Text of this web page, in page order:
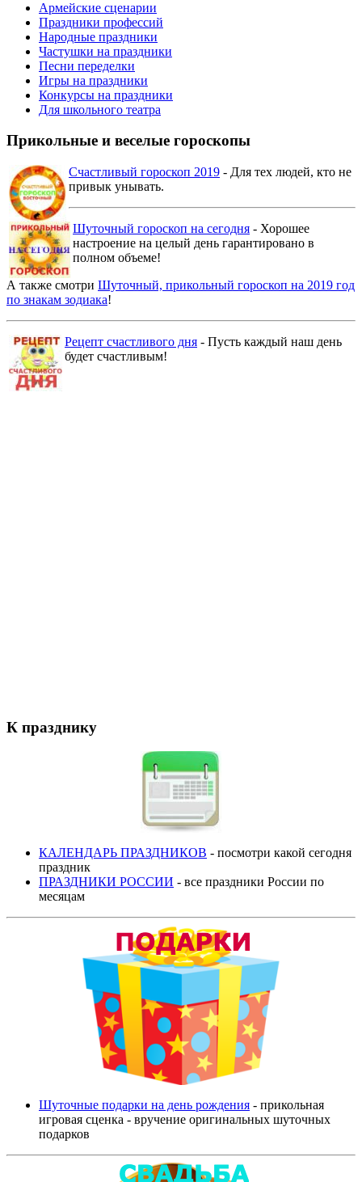
Армейские сценарии
Праздники профессий
Народные праздники
Частушки на праздники
Песни переделки
Игры на праздники
Конкурсы на праздники
Для школьного театра
Прикольные и веселые гороскопы
Счастливый гороскоп 2019 - Для тех людей, кто не
привык унывать.
Шуточный гороскоп на сегодня - Хорошее
настроение на целый день гарантировано в
полном объеме!
А также смотри Шуточный, прикольный гороскоп на 2019 год
по знакам зодиака!
Рецепт счастливого дня - Пусть каждый наш день
будет счастливым!
К празднику
КАЛЕНДАРЬ ПРАЗДНИКОВ - посмотри какой сегодня
праздник
ПРАЗДНИКИ РОССИИ - все праздники России по
месяцам
Шуточные подарки на день рождения - прикольная
игровая сценка - вручение оригинальных шуточных
подарков